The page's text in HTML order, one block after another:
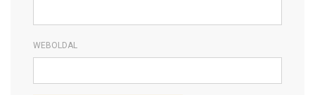
WEBOLDAL